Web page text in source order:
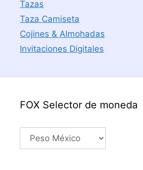
Tazas
Taza Camiseta
Cojines & Almohadas
Invitaciones Digitales
FOX Selector de moneda